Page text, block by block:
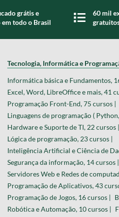
grátis e
todo o Brasil
60 mil
Tecnologia, Informática e
Informática básica e Fundamentos,
Excel, Word, LibreOffice e mais, 41
Programação Front-End, 75 cursos |
Linguagens de programação (
Hardware e Suporte de TI, 22 cursos |
Lógica de programação, 23 cursos |
Inteligência Artificial e Ciência de
Segurança da informação, 14 cursos |
Servidores Web e Redes de
Programação de Aplicativos, 43
Programação de Jogos, 16 cursos |
Robótica e Automação, 10 cursos |